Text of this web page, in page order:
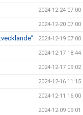
2024-12-24 07:00
2024-12-20 07:00
2024-12-19 07:00
2024-12-17 18:44
2024-12-17 09:02
2024-12-16 11:15
2024-12-11 16:00
2024-12-09 09:01